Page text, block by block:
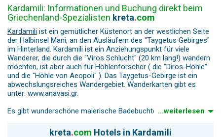
Kardamili: Informationen und Buchung direkt beim
Griechenland-Spezialisten kreta.com
Kardamili ist ein gemütlicher Küstenort an der westlichen Seite
der Halbinsel Mani, an den Ausläufern des "Taygetus Gebirges"
im Hinterland. Kardamili ist ein Anziehungspunkt für viele
Wanderer, die durch die "Viros Schlucht" (20 km lang!) wandern
möchten, ist aber auch für Höhlenforscher ( die "Diros-Höhle"
und die "Höhle von Aeopoli" ). Das Taygetus-Gebirge ist ein
abwechslungsreiches Wandergebiet. Wanderkarten gibt es
unter: www.anavasi.gr.
Es gibt wunderschöne malerische Badebuchten in und um
Kardamili finden Sie auch einen Zahnarzt, eine Bank, ein
...weiterlesen
kreta.com Hotels in Kardamili